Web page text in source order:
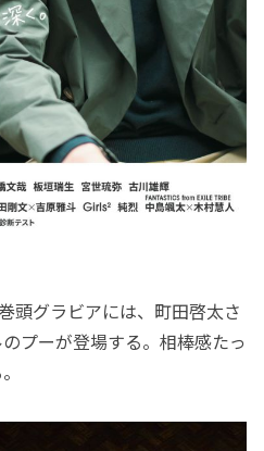
頭グラビアには、町田啓太さ
プーが登場する。相棒感たっ